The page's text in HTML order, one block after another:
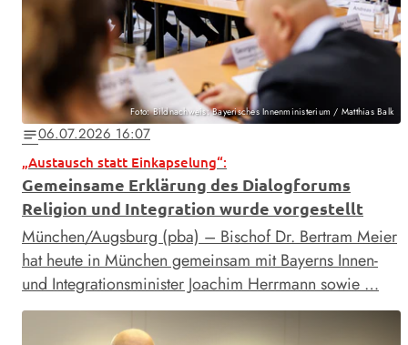
Foto: Bildnachweis: Bayerisches Innenministerium / Matthias Balk
notes06.07.2026 16:07
„Austausch statt Einkapselung“:
Gemeinsame Erklärung des Dialogforums
Religion und Integration wurde vorgestellt
München/Augsburg (pba) – Bischof Dr. Bertram Meier
hat heute in München gemeinsam mit Bayerns Innen-
und Integrationsminister Joachim Herrmann sowie …